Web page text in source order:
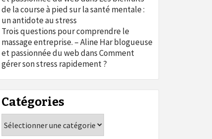
de la course à pied sur la santé mentale :
un antidote au stress
Trois questions pour comprendre le
massage entreprise. – Aline Har blogueuse
et passionnée du webdansComment
gérer son stress rapidement ?
Catégories